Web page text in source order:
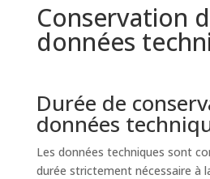
Conservation
données
Durée de
données
Les données techniques sont
durée strictement nécessaire à